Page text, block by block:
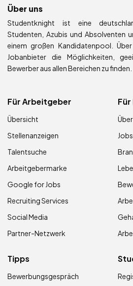
Über uns
Studentknight ist eine
Studenten, Azubis und Absolventen
einem großen Kandidatenpool.
Jobanbieter die Möglichkeiten,
Bewerber aus allen Bereichen zu finden.
Für Arbeitgeber
Übersicht
Stellenanzeigen
Talentsuche
Arbeitgebermarke
Google for Jobs
Recruiting Services
Social Media
Partner-Netzwerk
Tipps
Bewerbungsgespräch